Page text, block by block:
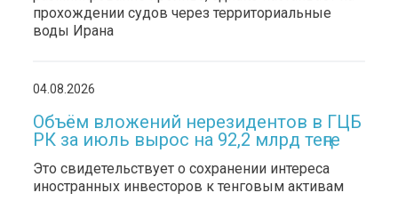
прохождении судов через территориальные
воды Ирана
04.08.2026
Объём вложений нерезидентов в ГЦБ
РК за июль вырос на 92,2 млрд теңге
Это свидетельствует о сохранении интереса
иностранных инвесторов к тенговым активам